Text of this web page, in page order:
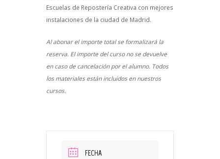
Escuelas de Repostería Creativa con mejores
instalaciones de la ciudad de Madrid.
Al abonar el importe total se formalizará la
reserva. El importe del curso no se devuelve
en caso de cancelación por el alumno. Todos
los materiales están incluidos en nuestros
cursos.
FECHA